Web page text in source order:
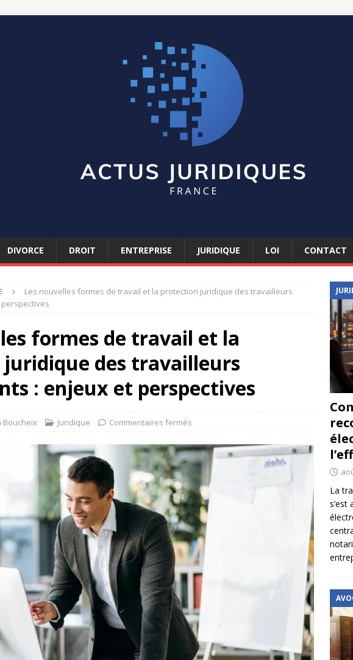
DIVORCE DROIT ENTREPRISE JURIDIQUE LOI CONTACT
Les nouvelles formes de travail et la protection juridique des travailleurs
formes de travail et la
des travailleurs
: enjeux et perspectives
Boucheix Juridique Commentaires fermés
La
s’est